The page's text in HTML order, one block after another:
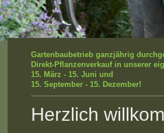
Gartenbaubetrieb ganzjährig
Direkt-Pflanzenverkauf in unserer
15. März - 15. Juni und
15. September - 15. Dezember!
Herzlich